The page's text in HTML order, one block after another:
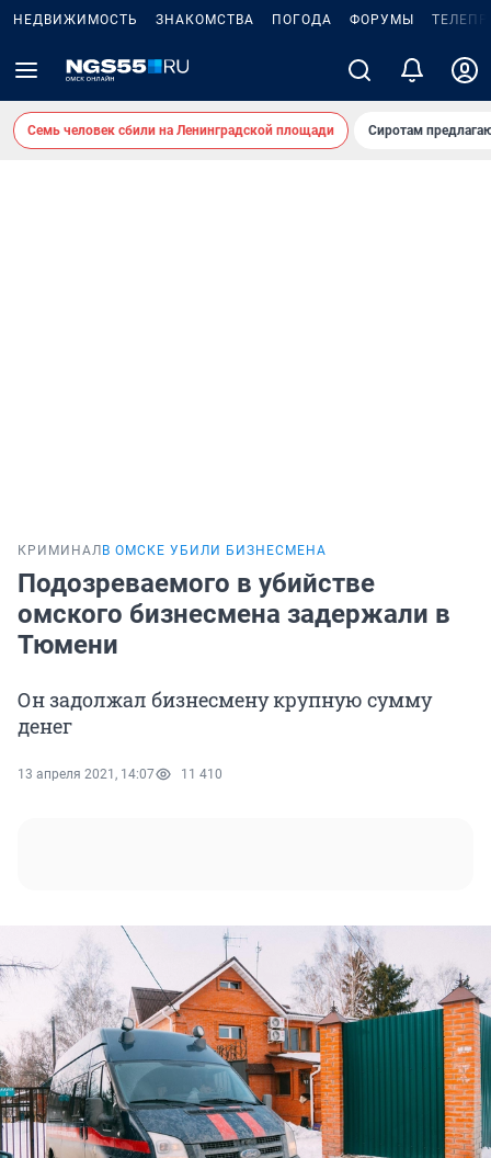
НЕДВИЖИМОСТЬ ЗНАКОМСТВА ПОГОДА ФОРУМЫ
Семь человек сбили на Ленинградской площади Сиротам
КРИМИНАЛ В ОМСКЕ УБИЛИ БИЗНЕСМЕНА
Подозреваемого в убийстве
омского бизнесмена задержали в
Тюмени
Он задолжал бизнесмену крупную сумму
денег
13 апреля 2021, 14:07 11 410